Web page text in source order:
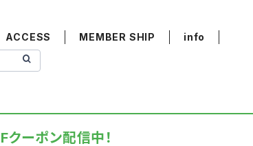
ACCESS MEMBER SHIP info
ーポン配信中！